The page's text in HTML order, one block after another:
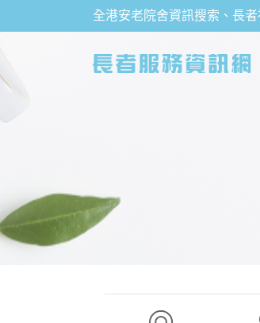
全港安老院舍資訊搜索、長